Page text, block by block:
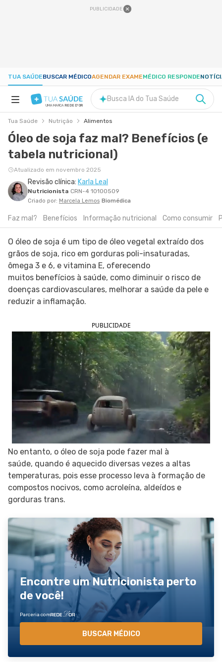
PUBLICIDADE
TUA SAÚDEBUSCAR MÉDICOAGENDAR EXAMEMÉDICO RESPONDE
NUTRIÇÃO
GRAVIDEZ
SIGA O TUA SAÚDE NAS REDES SOCIAIS
UMA MARCA REDE D'OR
Busca IA do Tua Saúde
Tua Saúde Nutrição Alimentos
Óleo de soja faz mal? Benefícios (e
tabela nutricional)
Atualizado em novembro 2025
Revisão clínica: Karla Leal
Nutricionista CRN-4 10100509
Criado por: Marcela Lemos Biomédica
Faz mal? Benefícios Informação nutricional Como consumir
O óleo de soja é um tipo de óleo vegetal extraído dos
grãos de soja, rico em gorduras poli-insaturadas,
ômega 3 e 6, e vitamina E, oferecendo
muitos benefícios à saúde, como diminuir o risco de
doenças cardiovasculares, melhorar a saúde da pele e
reduzir a inflamação.
PUBLICIDADE
No entanto, o óleo de soja pode fazer mal à
saúde, quando é aquecido diversas vezes a altas
temperaturas, pois esse processo leva à formação de
compostos nocivos, como acroleína, aldeídos e
gorduras trans.
Encontre um Nutricionista perto
de você!
Parceria com
BUSCAR MÉDICO